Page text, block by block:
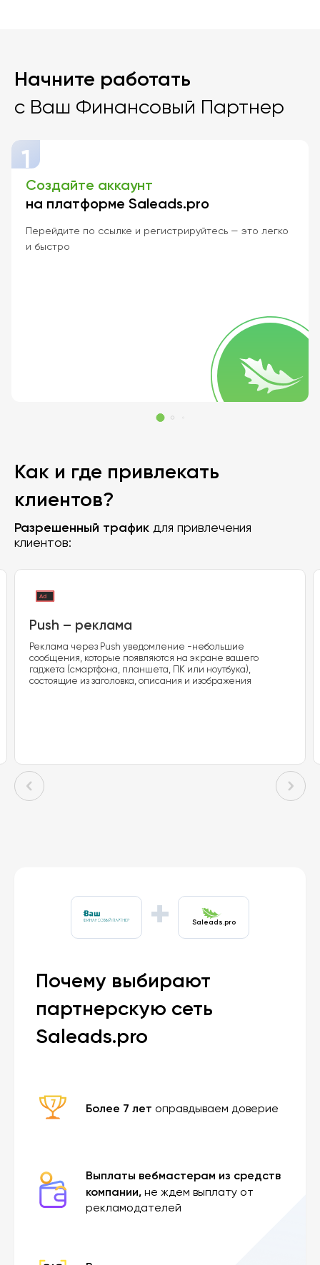
Начните работать
с Ваш Финансовый Партнер
1
Создайте аккаунт
на платформе Saleads.pro
Перейдите по ссылке и регистрируйтесь — это легко
и быстро
Как и где привлекать
клиентов?
Разрешенный трафик для привлечения
клиентов:
Push – реклама
Реклама через Push уведомление -небольшие
сообщения, которые появляются на экране вашего
гаджета (смартфона, планшета, ПК или ноутбука),
состоящие из заголовка, описания и изображения
+ Saleads.pro
Почему выбирают
партнерскую сеть
Saleads.pro
Более 7 лет оправдываем доверие
Выплаты вебмастерам из средств
компании, не ждем выплату от
рекламодателей